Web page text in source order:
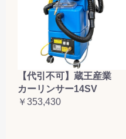
【代引不可】蔵王産業
カーリンサー14SV
￥353,430